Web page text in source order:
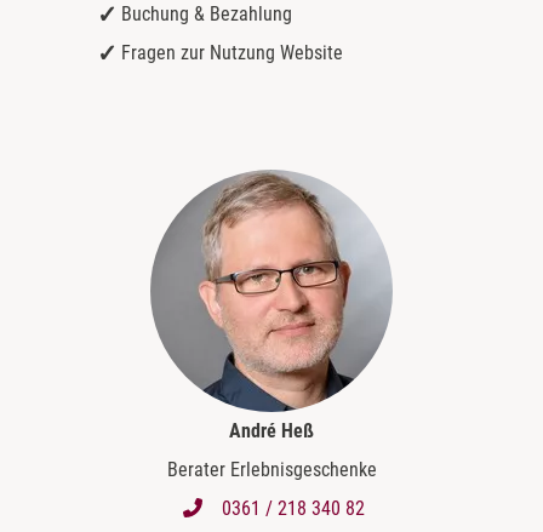
Buchung & Bezahlung
Fragen zur Nutzung Website
André Heß
Berater Erlebnisgeschenke
0361 / 218 340 82